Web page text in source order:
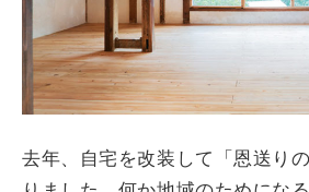
去年、自宅を改装して「恩送り